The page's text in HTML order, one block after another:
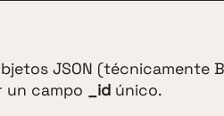
JSON (técnicamente
un campo
_id único.